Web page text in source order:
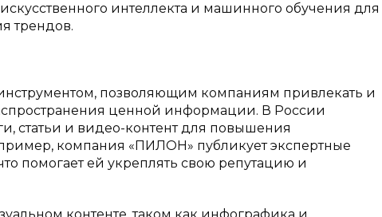
интеллекта и машинного обучения для
трендов.
позволяющим компаниям привлекать и
ценной информации. В России
статьи и видео-контент для повышения
компания «ПИЛОН» публикует экспертные
помогает ей укреплять свою репутацию и